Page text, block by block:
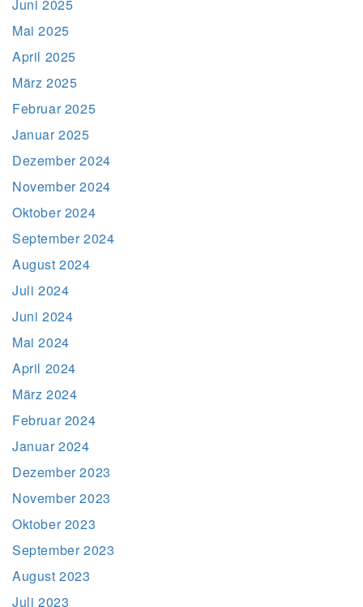
Juni 2025
Mai 2025
April 2025
März 2025
Februar 2025
Januar 2025
Dezember 2024
November 2024
Oktober 2024
September 2024
August 2024
Juli 2024
Juni 2024
Mai 2024
April 2024
März 2024
Februar 2024
Januar 2024
Dezember 2023
November 2023
Oktober 2023
September 2023
August 2023
Juli 2023